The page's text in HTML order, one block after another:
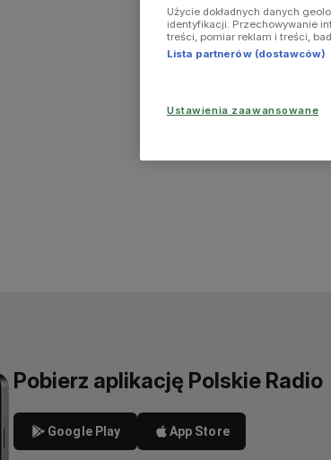
Pobierz aplikację Polskie Radio
Google Play App Store
Użycie dokładnych danych
identyfikacji. Przechowywanie
treści, pomiar reklam i treści,
Lista partnerów (dostawców)
Ustawienia zaawansowane